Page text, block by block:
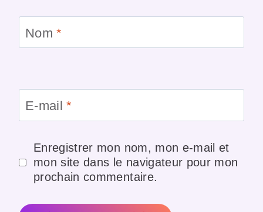
Nom*
E-mail*
Enregistrer mon nom, mon e-mail et
mon site dans le navigateur pour mon
prochain commentaire.